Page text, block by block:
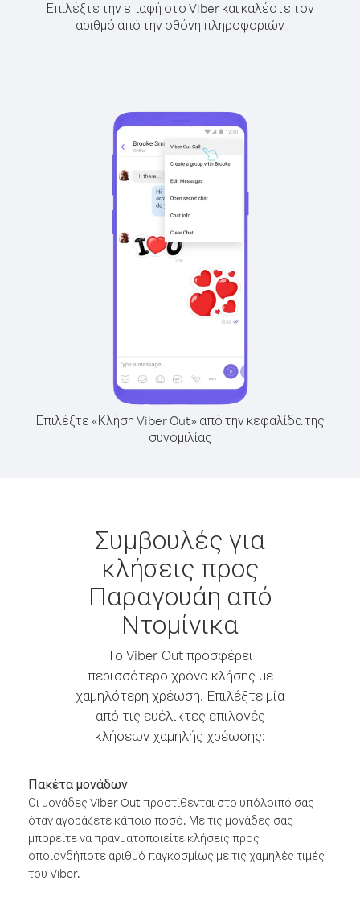
Επιλέξτε την επαφή στο Viber και καλέστε τον
αριθμό από την οθόνη πληροφοριών
Επιλέξτε «Κλήση Viber Out» από την κεφαλίδα της
συνομιλίας
Συμβουλές για
κλήσεις προς
Παραγουάη από
Ντομίνικα
Το Viber Out προσφέρει
περισσότερο χρόνο κλήσης με
χαμηλότερη χρέωση. Επιλέξτε μία
από τις ευέλικτες επιλογές
κλήσεων χαμηλής χρέωσης:
Πακέτα μονάδων
Οι μονάδες Viber Out προστίθενται στο υπόλοιπό σας
όταν αγοράζετε κάποιο ποσό. Με τις μονάδες σας
μπορείτε να πραγματοποιείτε κλήσεις προς
οποιονδήποτε αριθμό παγκοσμίως με τις χαμηλές τιμές
του Viber.